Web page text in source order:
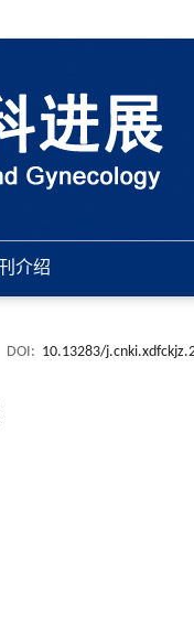
介绍
DOI: 10.13283/